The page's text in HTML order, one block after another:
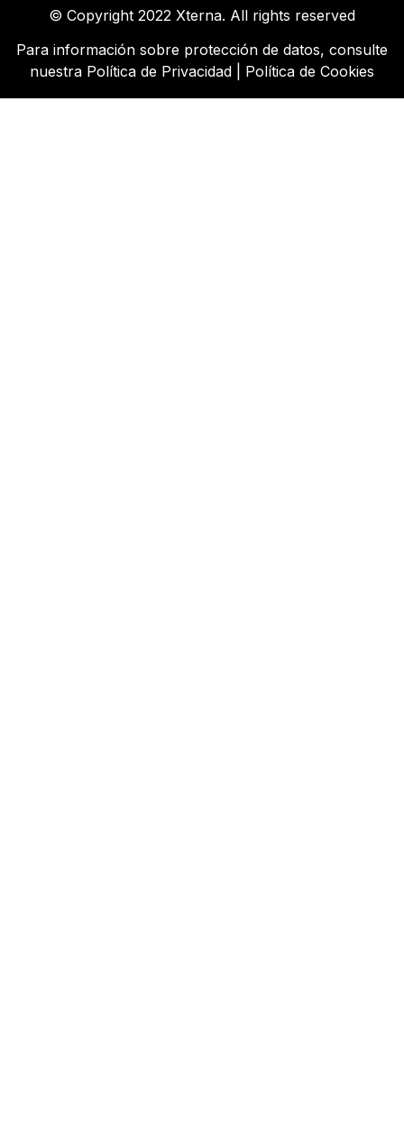
© Copyright 2022 Xterna. All rights reserved
Para información sobre protección de datos, consulte
nuestra Política de Privacidad Política de Cookies